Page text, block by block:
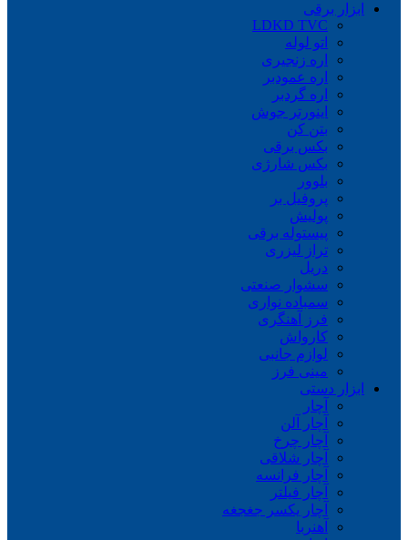
ابزار برقی
LDKD TVC
اتو لوله
اره زنجیری
اره عمودبر
اره گردبر
اینورتر جوش
بتن کن
بکس برقی
بکس شارژی
بلوور
پروفیل بر
پولیش
پیستوله برقی
تراز لیزری
دریل
سشوار صنعتی
سمباده نواری
فرز آهنگری
کارواش
لوازم جانبی
مینی فرز
ابزار دستی
آچار
آچار آلن
آچار چرخ
آچار شلاقی
آچار فرانسه
آچار فیلتر
آچار یکسر جغجغه
آهنربا